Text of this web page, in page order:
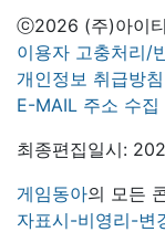
ⓒ2026 (주)아이
이용자 고충처리/
개인정보 취급방침
E-MAIL 주소 수집
최종편집일시:
게임동아의 모든
자표시-비영리-변